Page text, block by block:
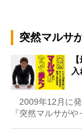
突然マルサ
2009年12月に発
『突然マルサが